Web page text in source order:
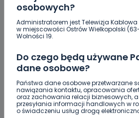
osobowych?
Administratorem jest Telewizja Kablowa
w miejscowości Ostrów Wielkopolski
Wolności 19.
Do czego będą używane
dane osobowe?
Państwa dane osobowe przetwarzane
nawiązania kontaktu, opracowania
oraz zachowania relacji biznesowych, a
przesyłania informacji handlowych w
o świadczeniu usług drogą
ZOBACZ TAKŻE
06.08.2026 23:09